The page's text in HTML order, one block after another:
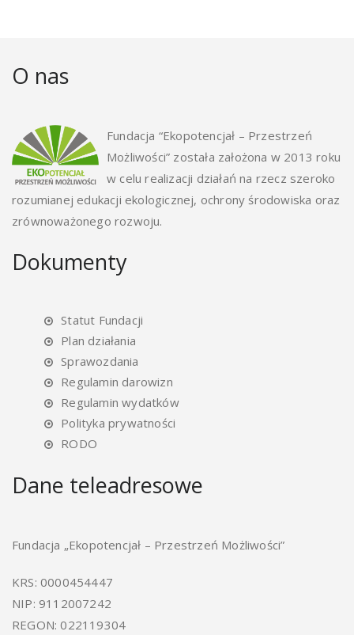
O nas
Fundacja “Ekopotencjał – Przestrzeń
Możliwości” została założona w 2013 roku
w celu realizacji działań na rzecz szeroko
rozumianej edukacji ekologicznej, ochrony środowiska oraz
zrównoważonego rozwoju.
Dokumenty
Statut Fundacji
Plan działania
Sprawozdania
Regulamin darowizn
Regulamin wydatków
Polityka prywatności
RODO
Dane teleadresowe
Fundacja „Ekopotencjał – Przestrzeń Możliwości”
KRS: 0000454447
NIP: 9112007242
REGON: 022119304